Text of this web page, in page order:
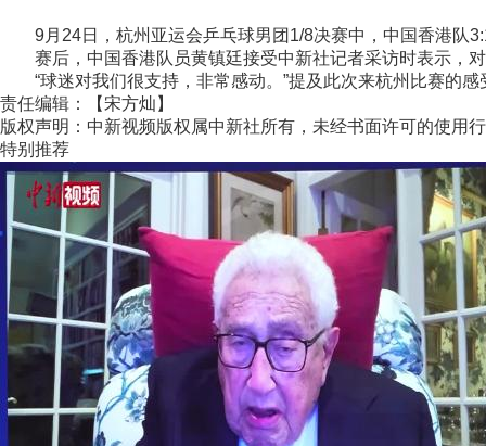
9月24日，杭州亚运会乒乓球男团1/8决赛中，中国香港队
赛后，中国香港队员黄镇廷接受中新社记者采访时表示，对
“球迷对我们很支持，非常感动。”提及此次来杭州比赛的感
责任编辑：【宋方灿】
版权声明：中新视频版权属中新社所有，未经书面许可的使用
特别推荐